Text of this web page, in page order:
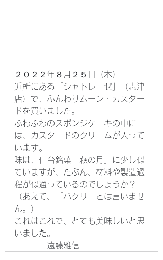
２０２２年８月２５日（木）
近所にある「シャトレーゼ」（志津
店）で、ふんわりムーン・カスター
ドを買いました。
ふわふわのスポンジケーキの中に
は、カスタードのクリームが入って
います。
味は、仙台銘菓「萩の月」に少し似
ていますが、たぶん、材料や製造過
程が似通っているのでしょうか？
（あえて、「パクリ」とは言いませ
ん。）
これはこれで、とても美味しいと思
いました。
遠藤雅信